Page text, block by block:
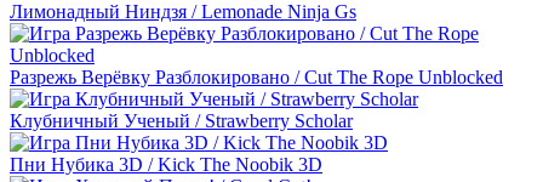
Лимонадный Ниндзя / Lemonade Ninja Gs
Разрежь Верёвку Разблокировано / Cut The Rope Unblocked​
Клубничный Ученый / Strawberry Scholar
Пни Нубика 3D / Kick The Noobik 3D